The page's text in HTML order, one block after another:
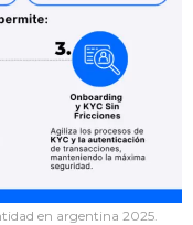
en argentina 2025.